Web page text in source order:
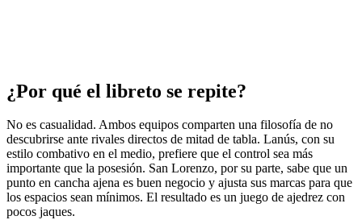
¿Por qué el libreto se repite?
No es casualidad. Ambos equipos comparten una filosofía de no
descubrirse ante rivales directos de mitad de tabla. Lanús, con su
estilo combativo en el medio, prefiere que el control sea más
importante que la posesión. San Lorenzo, por su parte, sabe que un
punto en cancha ajena es buen negocio y ajusta sus marcas para que
los espacios sean mínimos. El resultado es un juego de ajedrez con
pocos jaques.